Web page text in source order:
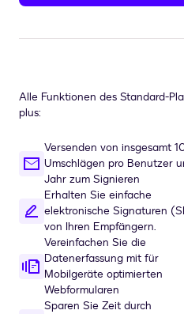
Alle Funktionen des Standard-
plus:
Versenden von insgesamt
Umschlägen pro Benutzer
Jahr zum Signieren
Erhalten Sie einfache
elektronische Signaturen
von Ihren Empfängern.
Vereinfachen Sie die
Datenerfassung mit für
Mobilgeräte optimierten
Webformularen
Sparen Sie Zeit durch